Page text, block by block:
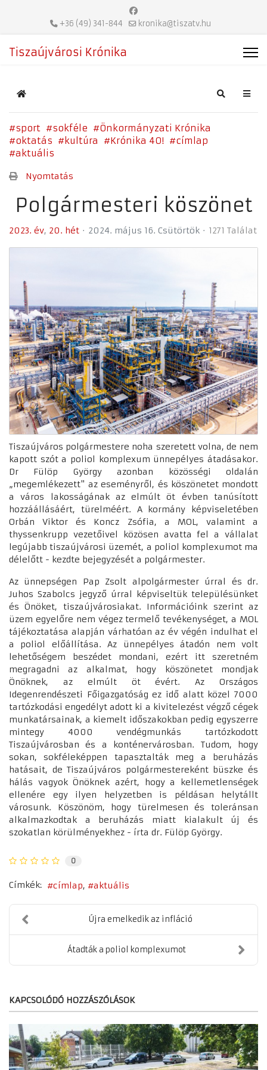
+36 (49) 341-844 kronika@tiszatv.hu
Tiszaújvárosi Krónika
Home Search
sport sokféle
Önkormányzati Krónika
oktatás
kultúra Krónika 40!
címlap
aktuális
Nyomtatás
Polgármesteri köszönet
2023. év 20. hét 2024. május 16. Csütörtök 1271 Találat
Tiszaújváros polgármestere noha szeretett volna, de nem
kapott szót a poliol komplexum ünnepélyes átadásakor.
Dr Fülöp György azonban közösségi oldalán
„megemlékezett" az eseményről, és köszönetet mondott
a város lakosságának az elmúlt öt évben tanúsított
hozzáállásáért, türelméért. A kormány képviseletében
Orbán Viktor és Koncz Zsófia, a MOL, valamint a
thyssenkrupp vezetőivel közösen avatta fel a vállalat
legújabb tiszaújvárosi üzemét, a poliol komplexumot ma
délelőtt - kezdte bejegyzését a polgármester.
Az ünnepségen Pap Zsolt alpolgármester úrral és dr.
Juhos Szabolcs jegyző úrral képviseltük településünket
és Önöket, tiszaújvárosiakat. Információink szerint az
üzem egyelőre nem végez termelő tevékenységet, a MOL
tájékoztatása alapján várhatóan az év végén indulhat el
a poliol előállítása. Az ünnepélyes átadón nem volt
lehetőségem beszédet mondani, ezért itt szeretném
megragadni az alkalmat, hogy köszönetet mondjak
Önöknek, az elmúlt öt évért. Az Országos
Idegenrendészeti Főigazgatóság ez idő alatt közel 7000
tartózkodási engedélyt adott ki a kivitelezést végző cégek
munkatársainak, a kiemelt időszakokban pedig egyszerre
mintegy 4000 vendégmunkás tartózkodott
Tiszaújvárosban és a konténervárosban. Tudom, hogy
sokan, sokféleképpen tapasztalták meg a beruházás
hatásait, de Tiszaújváros polgármestereként büszke és
hálás vagyok Önöknek azért, hogy a kellemetlenségek
ellenére egy ilyen helyzetben is példásan helytállt
városunk. Köszönöm, hogy türelmesen és toleránsan
alkalmazkodtak a beruházás miatt kialakult új és
szokatlan körülményekhez - írta dr. Fülöp György.
0
Címkék: címlap aktuális
Újra emelkedik az infláció
Átadták a poliol komplexumot
KAPCSOLÓDÓ HOZZÁSZÓLÁSOK